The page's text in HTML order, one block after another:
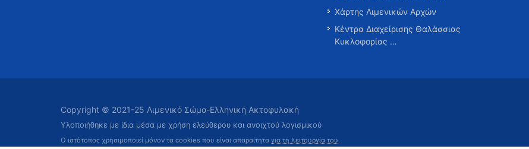
Χάρτης Λιμενικών Αρχών
Κέντρα Διαχείρισης Θαλάσσιας
Κυκλοφορίας …
Copyright © 2021-25 Λιμενικό Σώμα-Ελληνική Ακτοφυλακή
Υλοποιήθηκε με ίδια μέσα με χρήση ελεύθερου και ανοιχτού λογισμικού
Ο ιστότοπος χρησιμοποιεί μόνον τα cookies που είναι απαραίτητα για τη λειτουργία του